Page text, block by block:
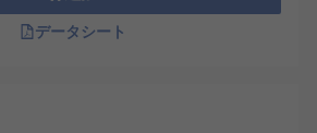
データシート